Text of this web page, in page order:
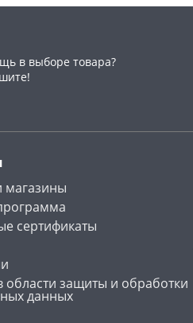
в выборе товара?
магазины
сертификаты
области защиты и обработки
данных